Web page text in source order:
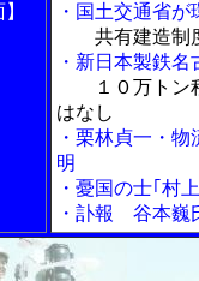
・国土交通省
共有建造制
・新日本製鉄
１０万ト
はなし
・栗林貞一・
明
・憂国の士｢村
・訃報 谷本巍